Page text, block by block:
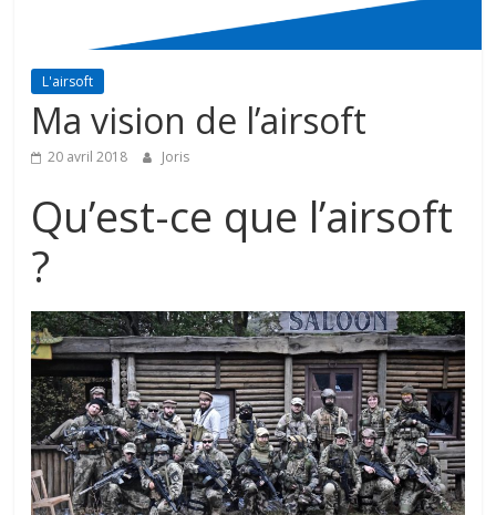
L'airsoft
Ma vision de l’airsoft
20 avril 2018 Joris
Qu’est-ce que l’airsoft
?